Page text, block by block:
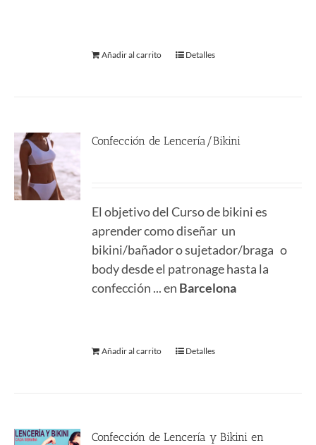
Añadir al carrito Detalles
Confección de Lencería/Bikini
El objetivo del Curso de bikini es
aprender como diseñar un
bikini/bañador o sujetador/braga o
body desde el patronage hasta la
confección ... en Barcelona
Añadir al carrito Detalles
Confección de Lencería y Bikini en